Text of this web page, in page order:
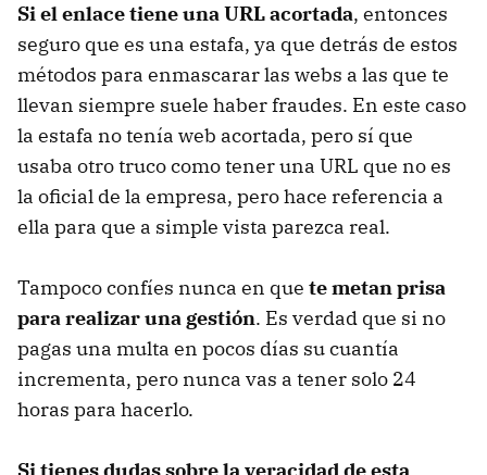
Si el enlace tiene una URL acortada, entonces
seguro que es una estafa, ya que detrás de estos
métodos para enmascarar las webs a las que te
llevan siempre suele haber fraudes. En este caso
la estafa no tenía web acortada, pero sí que
usaba otro truco como tener una URL que no es
la oficial de la empresa, pero hace referencia a
ella para que a simple vista parezca real.
Tampoco confíes nunca en que te metan prisa
para realizar una gestión. Es verdad que si no
pagas una multa en pocos días su cuantía
incrementa, pero nunca vas a tener solo 24
horas para hacerlo.